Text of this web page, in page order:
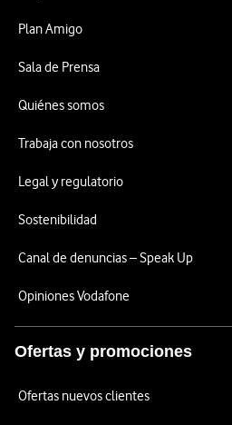
Plan Amigo
Sala de Prensa
Quiénes somos
Trabaja con nosotros
Legal y regulatorio
Sostenibilidad
Canal de denuncias – Speak Up
Opiniones Vodafone
Ofertas y promociones
Ofertas nuevos clientes